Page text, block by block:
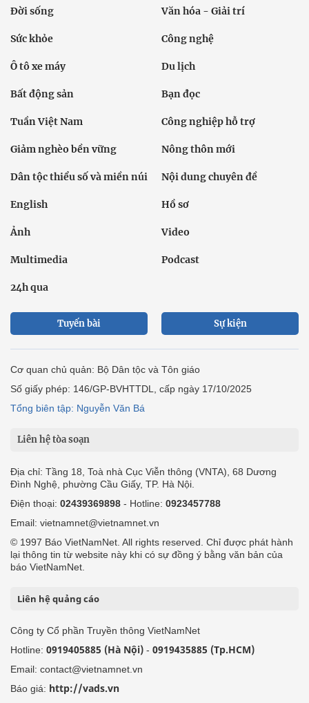
Đời sống Văn hóa - Giải trí
Sức khỏe Công nghệ
Ô tô xe máy Du lịch
Bất động sản Bạn đọc
Tuần Việt Nam Công nghiệp hỗ trợ
Giảm nghèo bền vững Nông thôn mới
Dân tộc thiểu số và miền núi Nội dung chuyên đề
English Hồ sơ
Ảnh Video
Multimedia Podcast
24h qua
Tuyến bài Sự kiện
Cơ quan chủ quản: Bộ Dân tộc và Tôn giáo
Số giấy phép: 146/GP-BVHTTDL, cấp ngày 17/10/2025
Tổng biên tập: Nguyễn Văn Bá
Liên hệ tòa soạn
Địa chỉ: Tầng 18, Toà nhà Cục Viễn thông (VNTA), 68 Dương
Đình Nghệ, phường Cầu Giấy, TP. Hà Nội.
Điện thoại: 02439369898 - Hotline: 0923457788
Email: vietnamnet@vietnamnet.vn
© 1997 Báo VietNamNet. All rights reserved. Chỉ được phát hành
lại thông tin từ website này khi có sự đồng ý bằng văn bản của
báo VietNamNet.
Liên hệ quảng cáo
Công ty Cổ phần Truyền thông VietNamNet
Hotline: 0919405885 (Hà Nội) - 0919435885 (Tp.HCM)
Email: contact@vietnamnet.vn
Báo giá: http://vads.vn